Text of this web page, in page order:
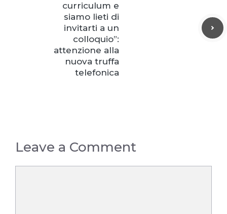
curriculum e
siamo lieti di
invitarti a un
colloquio”:
attenzione alla
nuova truffa
telefonica
Leave a Comment